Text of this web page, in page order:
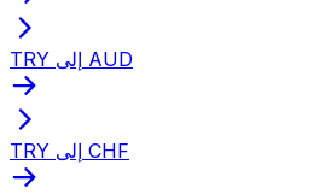
TRY إلى AUD
TRY إلى CHF